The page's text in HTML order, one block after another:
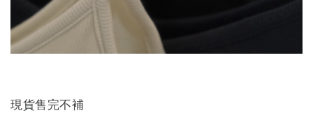
現貨售完不補